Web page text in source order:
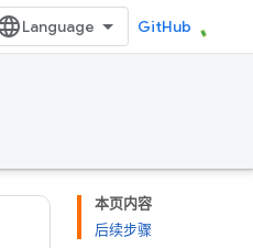
GitHub
本页内容
后续步骤